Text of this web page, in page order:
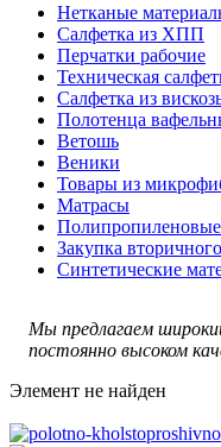
Нетканые
Салфетка из ХПП
Перчатки рабочие
Техническая
Салфетка из
Полотенца
Ветошь
Веники
Товары из
Матрасы
Полипропиленовые
Закупка
Синтетические
Мы предлагаем
постоянно высоком
Элемент не найден